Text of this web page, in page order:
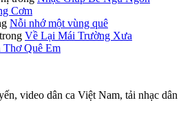
Cơm
Nỗi nhớ một vùng quê
trong Về Lại Mái Trường Xưa
Thơ Quê Em
video dân ca Việt Nam, tải nhạc dân